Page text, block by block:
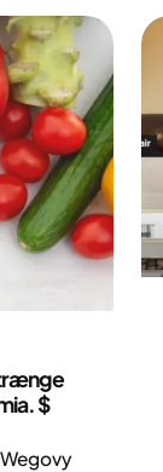
$